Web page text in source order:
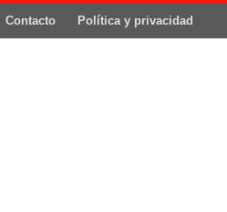
Contacto Política y privacidad